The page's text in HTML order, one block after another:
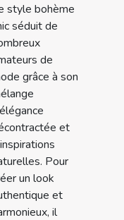
style bohème
séduit de
de
grâce à son
et
Pour
un look
et
il